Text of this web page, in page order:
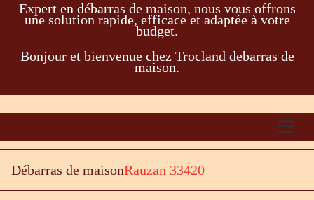
Expert en débarras de maison, nous vous offrons
une solution rapide, efficace et adaptée à votre
budget.
Bonjour et bienvenue chez Trocland debarras de
maison.
Débarras de maisonRauzan 33420